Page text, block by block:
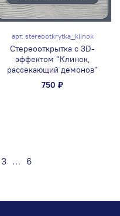
арт. stereootkrytka_klinok
Стереооткрытка с 3D-
эффектом "Клинок,
рассекающий демонов"
750 ₽
3 … 6